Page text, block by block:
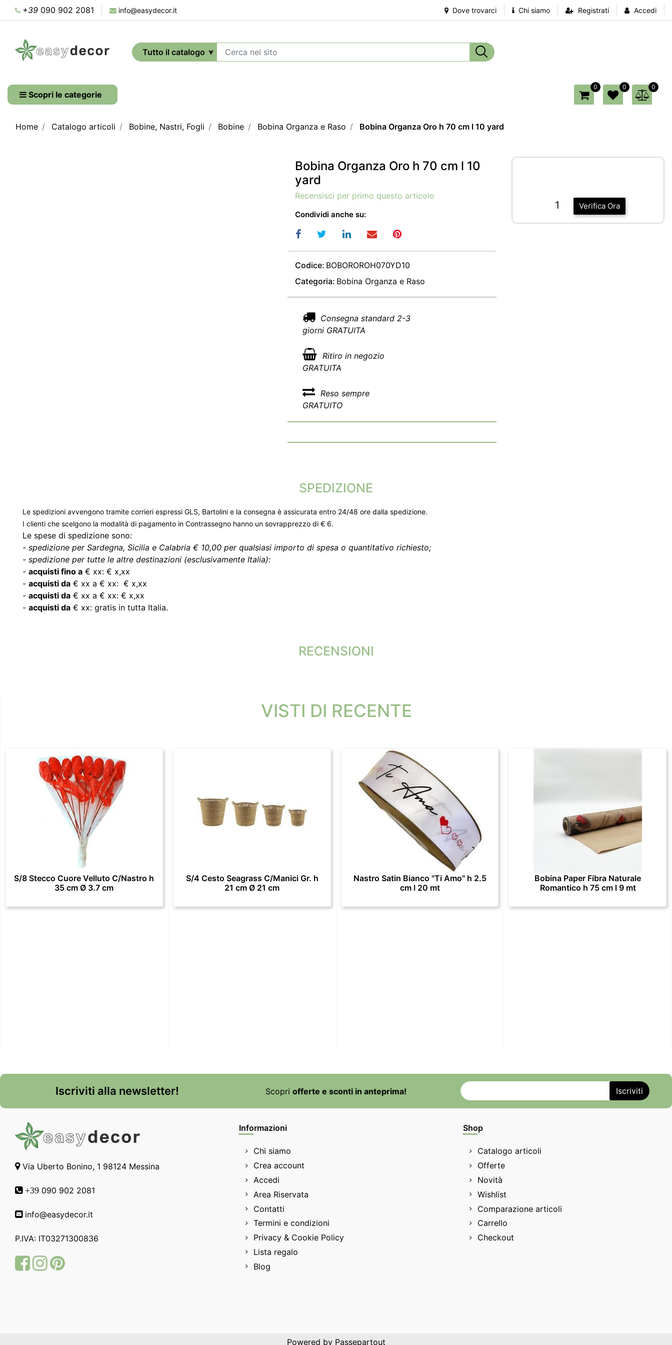
+39 090 902 2081 info@easydecor.it Dove trovarci Chi siamo Registrati Accedi
Scopri le categorie
0 0 0
Home Catalogo articoli Bobine, Nastri, Fogli Bobine Bobina Organza e Raso Bobina Organza Oro h 70 cm l 10 yard
Bobina Organza Oro h 70 cm l 10
yard
Recensisci per primo questo articolo
Condividi anche su:
Codice: BOBOROROH070YD10
Categoria: Bobina Organza e Raso
Consegna standard 2-3
giorni GRATUITA
Ritiro in negozio
GRATUITA
Reso sempre
GRATUITO
Verifica Ora
1
SPEDIZIONE
Le spedizioni avvengono tramite corrieri espressi GLS, Bartolini e la consegna è assicurata entro 24/48 ore dalla spedizione.
I clienti che scelgono la modalità di pagamento in Contrassegno hanno un sovrapprezzo di € 6.
Le spese di spedizione sono:
- spedizione per Sardegna, Sicilia e Calabria € 10,00 per qualsiasi importo di spesa o quantitativo richiesto;
- spedizione per tutte le altre destinazioni (esclusivamente Italia):
- acquisti fino a € xx: € x,xx
- acquisti da € xx a € xx: € x,xx
- acquisti da € xx a € xx: € x,xx
- acquisti da € xx: gratis in tutta Italia.
RECENSIONI
VISTI DI RECENTE
S/8 Stecco Cuore Velluto C/Nastro h
35 cm Ø 3.7 cm
S/4 Cesto Seagrass C/Manici Gr. h
21 cm Ø 21 cm
Nastro Satin Bianco "Ti Amo" h 2.5
cm l 20 mt
Bobina Paper Fibra Naturale
Romantico h 75 cm l 9 mt
Iscriviti alla newsletter! Scopri offerte e sconti in anteprima!
Via Uberto Bonino, 1 98124 Messina
+39 090 902 2081
info@easydecor.it
P.IVA: IT03271300836
FacebookInstagram
Pinterest
Informazioni
Chi siamo
Crea account
Accedi
Area Riservata
Contatti
Termini e condizioni
Privacy & Cookie Policy
Lista regalo
Blog
Shop
Catalogo articoli
Offerte
Novità
Wishlist
Comparazione articoli
Carrello
Checkout
Powered by Passepartout